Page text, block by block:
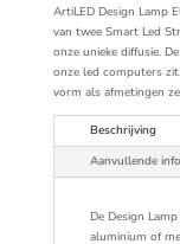
ArtiLED Design Lamp
van twee Smart Led
onze unieke diffusie.
onze led computers
vorm als afmetingen
Beschrijving
Aanvullende
De Design
aluminium of